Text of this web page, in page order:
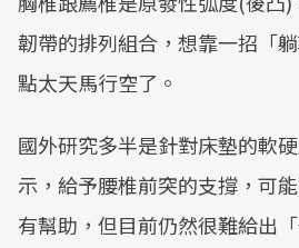
韌帶的排列組合，想靠一招「
點太天馬行空了。
國外研究多半是針對床墊的軟
示，給予腰椎前突的支撐，可
有幫助，但目前仍然很難給出